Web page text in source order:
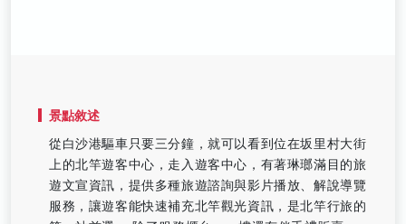
景點敘述
從白沙港驅車只要三分鐘，就可以看到位在坂里村大街
上的北竿遊客中心，走入遊客中心，有著琳瑯滿目的旅
遊文宣資訊，提供多種旅遊諮詢與影片播放、解說導覽
服務，讓遊客能快速補充北竿觀光資訊，是北竿行旅的